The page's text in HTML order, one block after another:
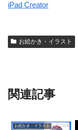
iPad Creator
お絵かき・イラスト
関連記事
お絵かき・イラスト